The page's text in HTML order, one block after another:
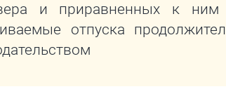
и приравненных к ним
отпуска